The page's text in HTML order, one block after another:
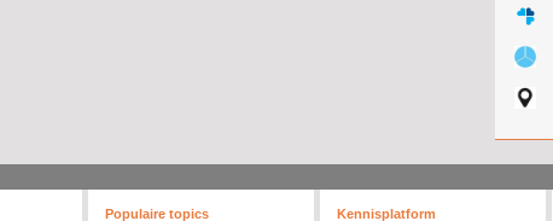
Populaire topics Kennisplatform